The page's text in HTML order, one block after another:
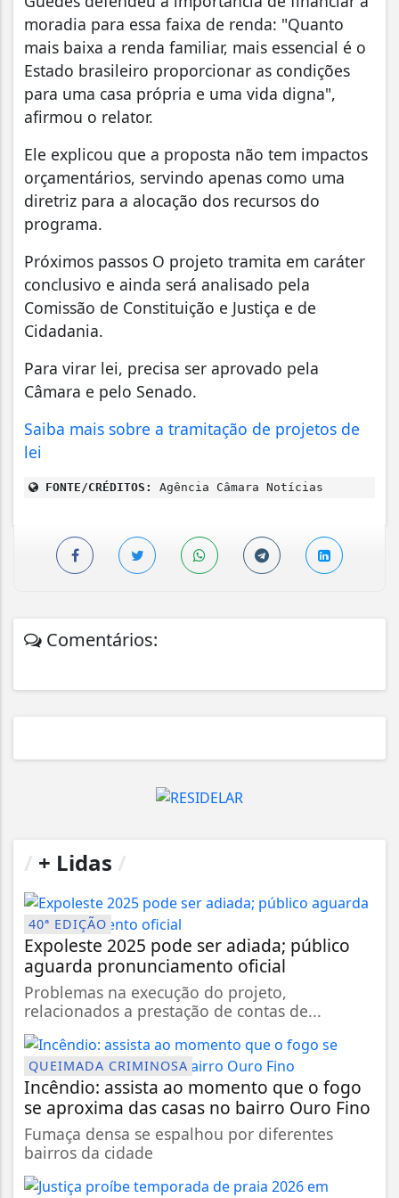
moradia para essa faixa de renda: "Quanto
mais baixa a renda familiar, mais essencial é o
Estado brasileiro proporcionar as condições
para uma casa própria e uma vida digna",
afirmou o relator.
Ele explicou que a proposta não tem impactos
orçamentários, servindo apenas como uma
diretriz para a alocação dos recursos do
programa.
Próximos passos O projeto tramita em caráter
conclusivo e ainda será analisado pela
Comissão de Constituição e Justiça e de
Cidadania.
Para virar lei, precisa ser aprovado pela
Câmara e pelo Senado.
Saiba mais sobre a tramitação de projetos de
lei
FONTE/CRÉDITOS: Agência Câmara Notícias
Comentários:
+ Lidas
40ª EDIÇÃO
Expoleste 2025 pode ser adiada; público
aguarda pronunciamento oficial
Problemas na execução do projeto,
relacionados a prestação de contas de...
QUEIMADA CRIMINOSA
Incêndio: assista ao momento que o fogo
se aproxima das casas no bairro Ouro Fino
Fumaça densa se espalhou por diferentes
bairros da cidade